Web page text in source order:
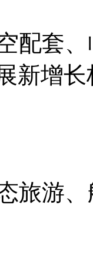
套、
新增长
游、